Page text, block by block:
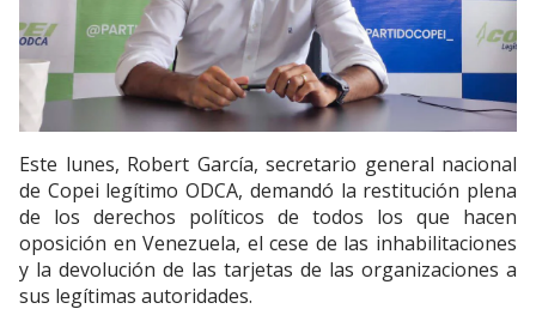
Este lunes, Robert García, secretario general nacional
de Copei legítimo ODCA, demandó la restitución plena
de los derechos políticos de todos los que hacen
oposición en Venezuela, el cese de las inhabilitaciones
y la devolución de las tarjetas de las organizaciones a
sus legítimas autoridades.